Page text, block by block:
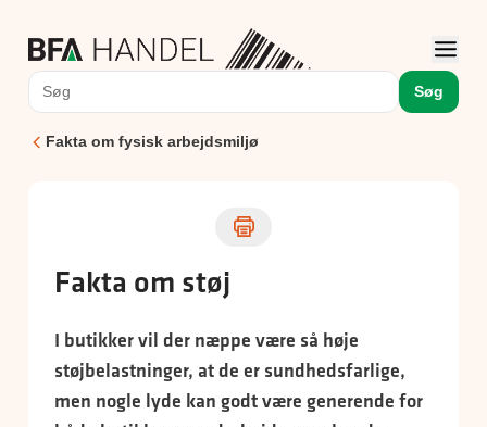
Søg
Fakta om fysisk arbejdsmiljø
Fakta om støj
I butikker vil der næppe være så høje
støjbelastninger, at de er sundhedsfarlige,
men nogle lyde kan godt være generende for